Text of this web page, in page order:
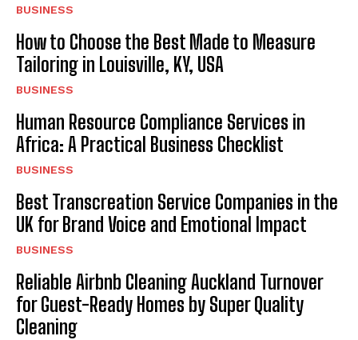
BUSINESS
How to Choose the Best Made to Measure
Tailoring in Louisville, KY, USA
BUSINESS
Human Resource Compliance Services in
Africa: A Practical Business Checklist
BUSINESS
Best Transcreation Service Companies in the
UK for Brand Voice and Emotional Impact
BUSINESS
Reliable Airbnb Cleaning Auckland Turnover
for Guest-Ready Homes by Super Quality
Cleaning